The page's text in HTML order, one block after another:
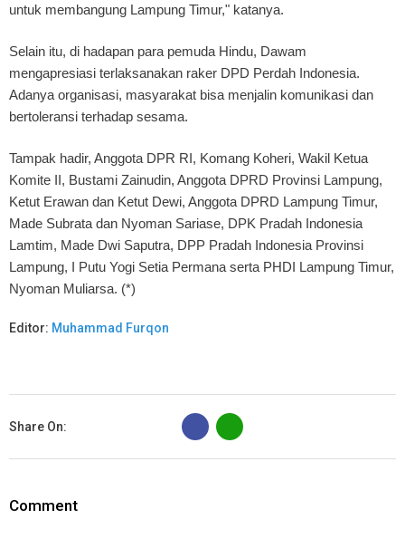
untuk membangung Lampung Timur," katanya.
Selain itu, di hadapan para pemuda Hindu, Dawam
mengapresiasi terlaksanakan raker DPD Perdah Indonesia.
Adanya organisasi, masyarakat bisa menjalin komunikasi dan
bertoleransi terhadap sesama.
Tampak hadir, Anggota DPR RI, Komang Koheri, Wakil Ketua
Komite II, Bustami Zainudin, Anggota DPRD Provinsi Lampung,
Ketut Erawan dan Ketut Dewi, Anggota DPRD Lampung Timur,
Made Subrata dan Nyoman Sariase, DPK Pradah Indonesia
Lamtim, Made Dwi Saputra, DPP Pradah Indonesia Provinsi
Lampung, I Putu Yogi Setia Permana serta PHDI Lampung Timur,
Nyoman Muliarsa. (*)
Editor: Muhammad Furqon
Share On:
B
Comment